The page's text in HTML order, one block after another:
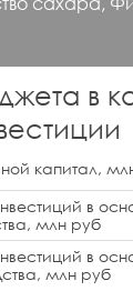
в
капитал,
в
млн руб
в
млн руб